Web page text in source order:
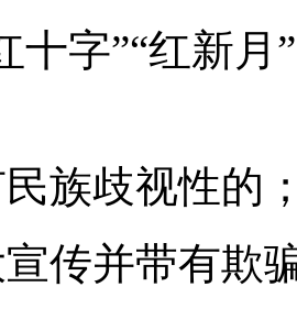
十字”“红新
民族歧视性的
宣传并带有欺